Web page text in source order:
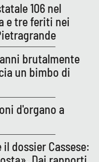
106 nel
e tre feriti nei
brutalmente
un bimbo di
d'organo a
dossier Cassese: